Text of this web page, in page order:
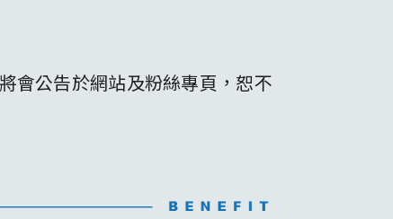
會公告於網站及粉絲專頁，恕不